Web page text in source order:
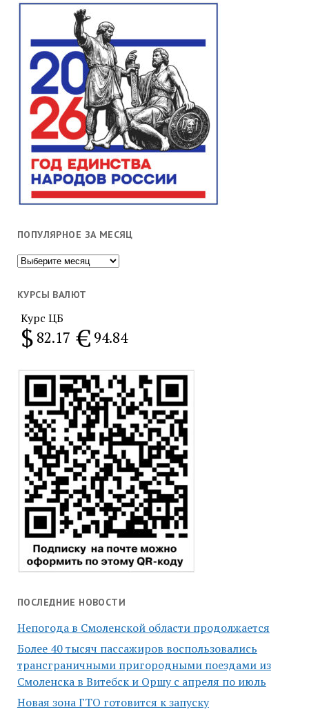
ПОПУЛЯРНОЕ ЗА МЕСЯЦ
Популярное
месяц
КУРСЫ ВАЛЮТ
Курс ЦБ
$ 82.17 € 94.84
ПОСЛЕДНИЕ НОВОСТИ
Непогода в Смоленской области продолжается
Более 40 тысяч пассажиров воспользовались
трансграничными пригородными поездами из
Смоленска в Витебск и Оршу с апреля по июль
Новая зона ГТО готовится к запуску